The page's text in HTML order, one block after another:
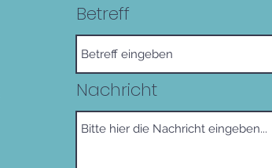
Betreff
Nachricht